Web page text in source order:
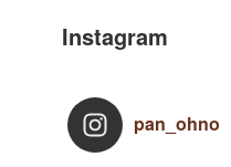
Instagram
pan_ohno